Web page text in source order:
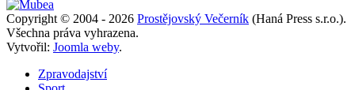
Copyright © 2004 - 2026 Prostějovský Večerník (Haná Press s.r.o.).
Všechna práva vyhrazena.
Vytvořil: Joomla weby.
Zpravodajství